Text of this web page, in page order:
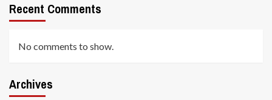
Recent Comments
No comments to show.
Archives